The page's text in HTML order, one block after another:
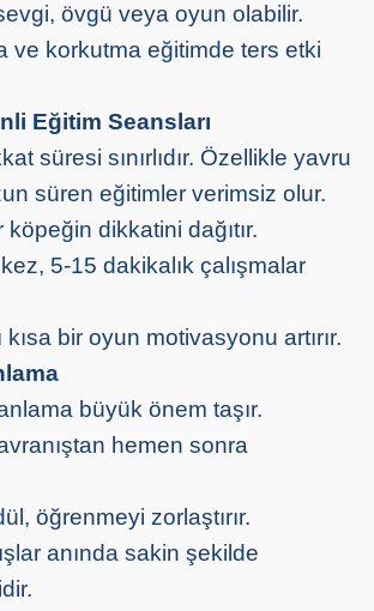
övgü veya oyun olabilir.
ve korkutma eğitimde ters etki
Eğitim Seansları
süresi sınırlıdır. Özellikle yavru
süren eğitimler verimsiz olur.
dikkatini dağıtır.
5-15 dakikalık çalışmalar
bir oyun motivasyonu artırır.
büyük önem taşır.
hemen sonra
öğrenmeyi zorlaştırır.
anında sakin şekilde